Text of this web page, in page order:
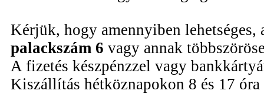
Kérjük, hogy amennyiben lehetséges,
palackszám 6 vagy annak
A fizetés készpénzzel vagy
Kiszállítás hétköznapokon 8 és 17